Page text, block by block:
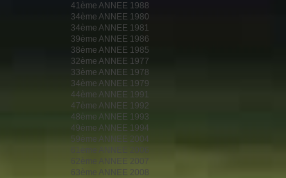
41ème ANNEE 1988
34ème ANNEE 1980
34ème ANNEE 1981
39ème ANNEE 1986
38ème ANNEE 1985
32ème ANNEE 1977
33ème ANNEE 1978
34ème ANNEE 1979
44ème ANNEE 1991
47ème ANNEE 1992
48ème ANNEE 1993
49ème ANNEE 1994
59ème ANNEE 2004
61ème ANNEE 2006
62ème ANNEE 2007
63ème ANNEE 2008